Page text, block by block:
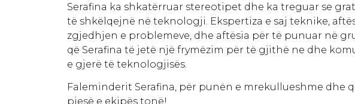
Serafina ka shkatërruar stereotipet dhe ka treguar se
të shkëlqejnë në teknologji. Ekspertiza e saj teknike,
zgjedhjen e problemeve, dhe aftësia për të punuar në
që Serafina të jetë një frymëzim për të gjithë ne dhe
e gjerë të teknologjisës.
Faleminderit Serafina, për punën e mrekullueshme dhe
pjesë e ekipës tonë!